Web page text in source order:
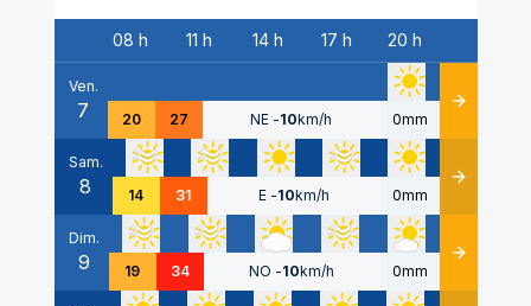
Date
08 h 11 h 14 h 17 h 20 h
Ven.
7 20 27 NE -10km/h 0mm Détails
Sam.
8 14 31 E -10km/h 0mm Détails
Dim.
9 19 34 NO -10km/h 0mm Détails